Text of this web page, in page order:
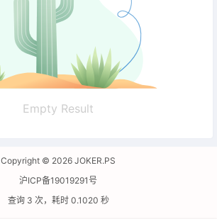
Empty Result
Copyright © 2026 JOKER.PS
沪ICP备19019291号
查询 3 次，耗时 0.1020 秒